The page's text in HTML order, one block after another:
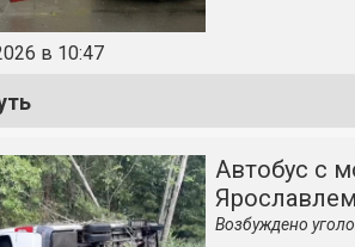
в 10:47
Автобус с
Ярославлем
Возбуждено